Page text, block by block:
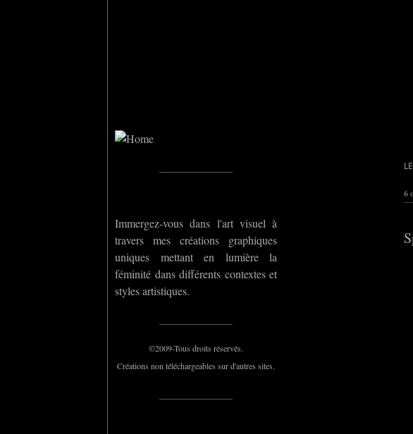
Immergez-vous dans l'art visuel à
travers mes créations graphiques
uniques mettant en lumière la
féminité dans différents contextes et
styles artistiques.
©2009-Tous droits réservés.
Créations non téléchargeables sur d'autres sites.
6